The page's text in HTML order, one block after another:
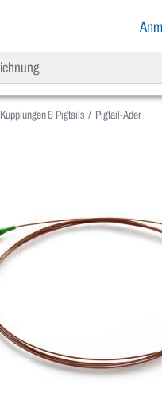
Kupplungen & Pigtails Pigtail-Ader